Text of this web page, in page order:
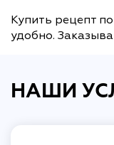
Купить рецепт
удобно.
НАШИ